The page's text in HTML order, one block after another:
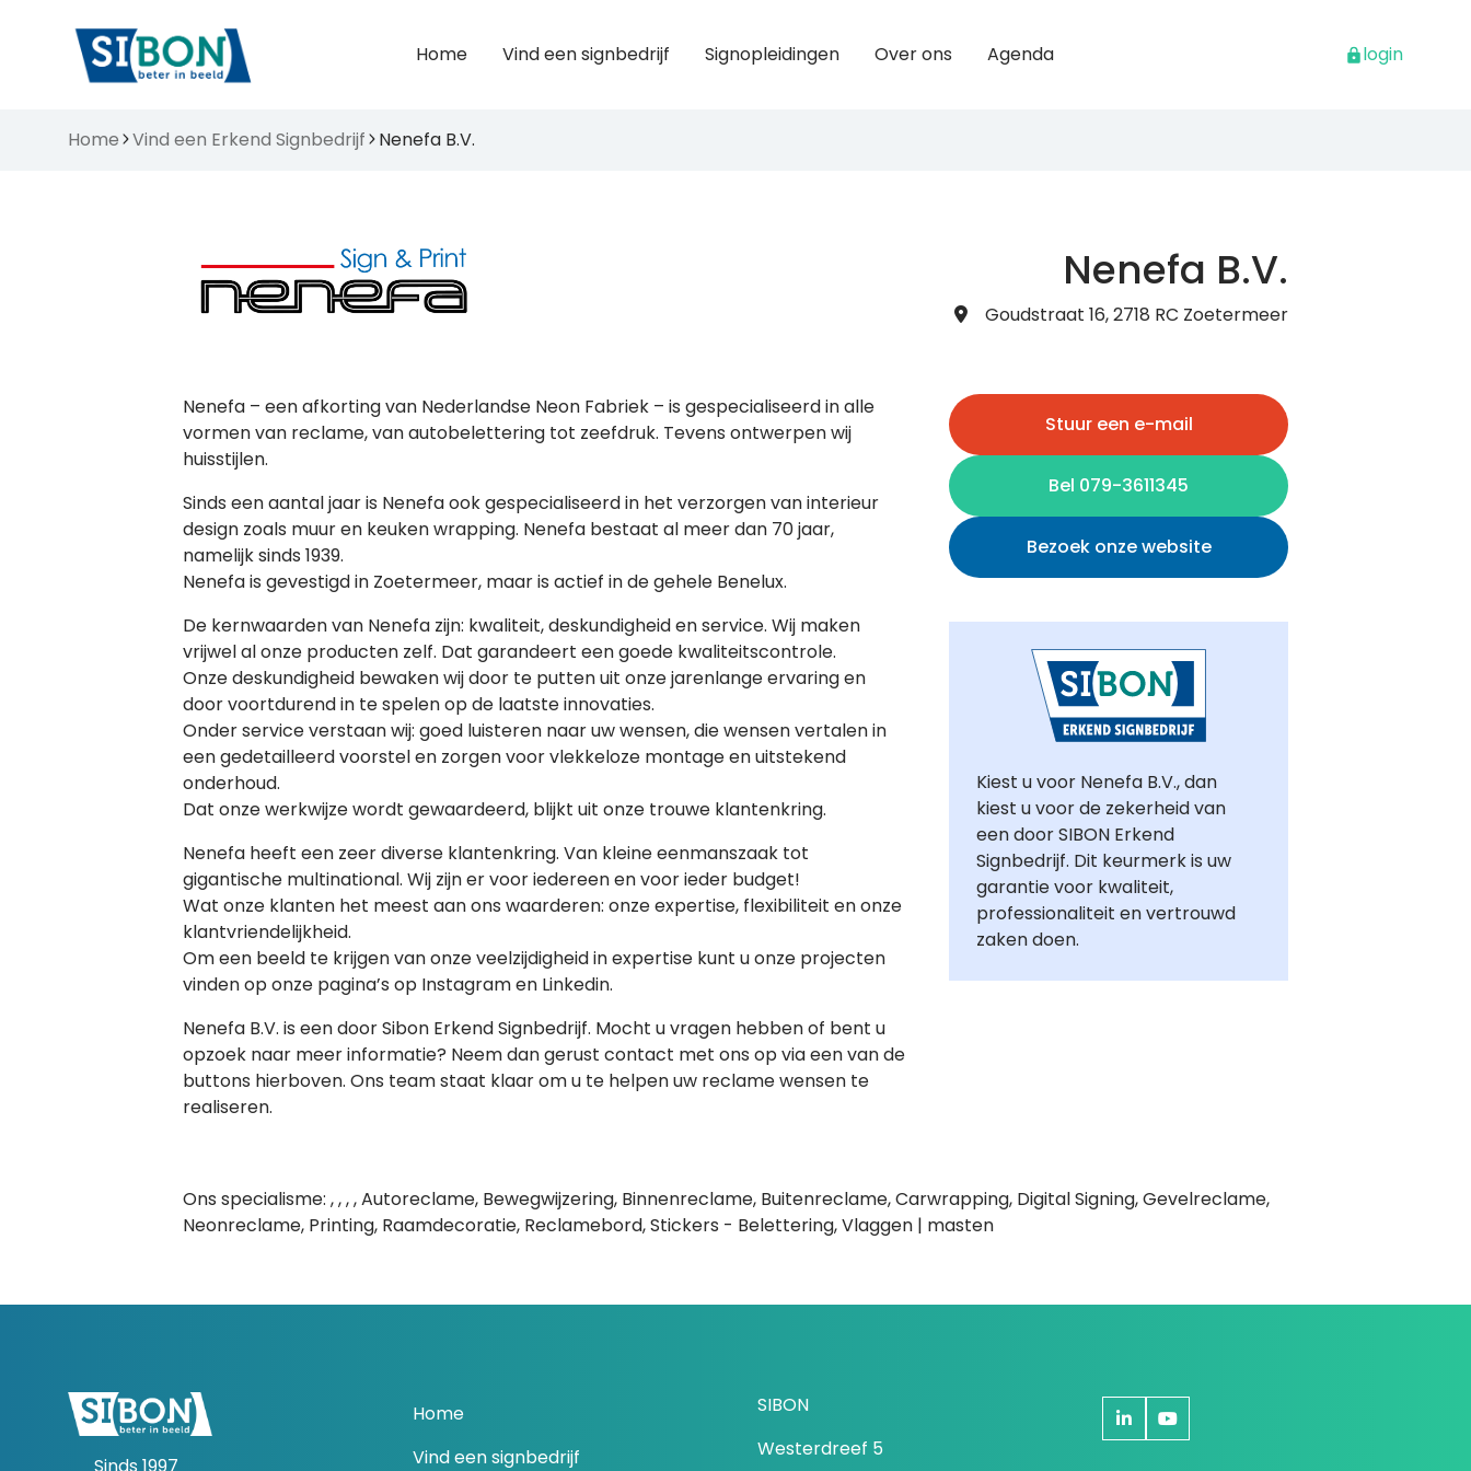
Home Vind een signbedrijf Signopleidingen Over ons Agenda login
Home Vind een Erkend Signbedrijf Nenefa B.V.
Nenefa B.V.
Goudstraat 16, 2718 RC Zoetermeer
Nenefa – een afkorting van Nederlandse Neon Fabriek – is gespecialiseerd in alle
vormen van reclame, van autobelettering tot zeefdruk. Tevens ontwerpen wij
huisstijlen.
Sinds een aantal jaar is Nenefa ook gespecialiseerd in het verzorgen van interieur
design zoals muur en keuken wrapping. Nenefa bestaat al meer dan 70 jaar,
namelijk sinds 1939.
Nenefa is gevestigd in Zoetermeer, maar is actief in de gehele Benelux.
De kernwaarden van Nenefa zijn: kwaliteit, deskundigheid en service. Wij maken
vrijwel al onze producten zelf. Dat garandeert een goede kwaliteitscontrole.
Onze deskundigheid bewaken wij door te putten uit onze jarenlange ervaring en
door voortdurend in te spelen op de laatste innovaties.
Onder service verstaan wij: goed luisteren naar uw wensen, die wensen vertalen in
een gedetailleerd voorstel en zorgen voor vlekkeloze montage en uitstekend
onderhoud.
Dat onze werkwijze wordt gewaardeerd, blijkt uit onze trouwe klantenkring.
Nenefa heeft een zeer diverse klantenkring. Van kleine eenmanszaak tot
gigantische multinational. Wij zijn er voor iedereen en voor ieder budget!
Wat onze klanten het meest aan ons waarderen: onze expertise, flexibiliteit en onze
klantvriendelijkheid.
Om een beeld te krijgen van onze veelzijdigheid in expertise kunt u onze projecten
vinden op onze pagina’s op Instagram en Linkedin.
Nenefa B.V. is een door Sibon Erkend Signbedrijf. Mocht u vragen hebben of bent u
opzoek naar meer informatie? Neem dan gerust contact met ons op via een van de
buttons hierboven. Ons team staat klaar om u te helpen uw reclame wensen te
realiseren.
Stuur een e-mail
Bel 079-3611345
Bezoek onze website
Kiest u voor Nenefa B.V., dan
kiest u voor de zekerheid van
een door SIBON Erkend
Signbedrijf. Dit keurmerk is uw
garantie voor kwaliteit,
professionaliteit en vertrouwd
zaken doen.
Ons specialisme: , , , , Autoreclame, Bewegwijzering, Binnenreclame, Buitenreclame, Carwrapping, Digital Signing, Gevelreclame,
Neonreclame, Printing, Raamdecoratie, Reclamebord, Stickers - Belettering, Vlaggen | masten
Home
Vind een signbedrijf
SIBON
Westerdreef 5